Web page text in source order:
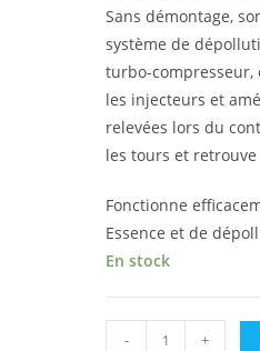
Sans démontage,
système de
turbo-compresseur,
les injecteurs et
relevées lors du
les tours et
Fonctionne
Essence et de
En stock
- +